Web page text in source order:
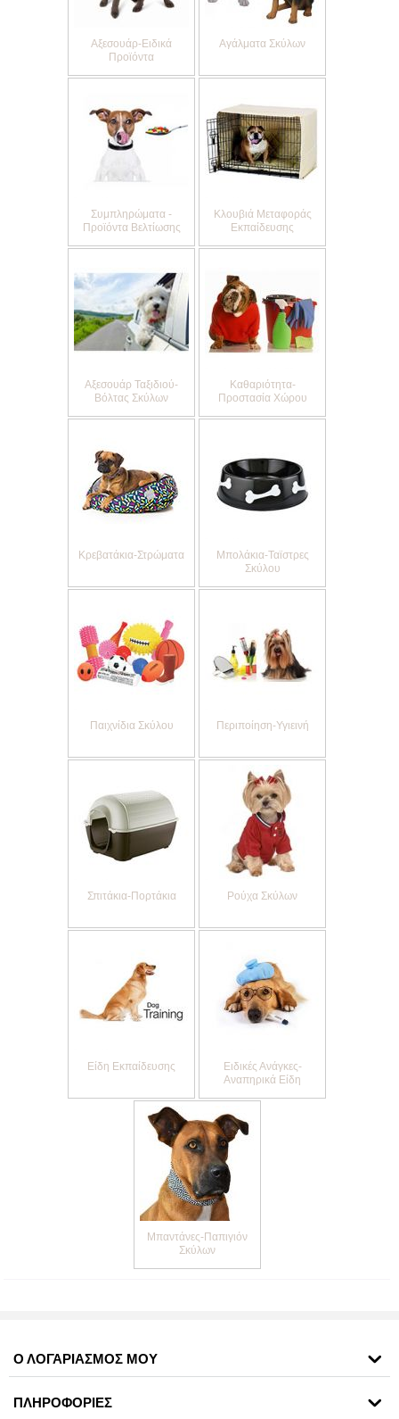
Αξεσουάρ-Ειδικά
Προϊόντα
Αγάλματα Σκύλων
Συμπληρώματα -
Προϊόντα Βελτίωσης
Κλουβιά Μεταφοράς
Εκπαίδευσης
Αξεσουάρ Ταξιδιού-
Βόλτας Σκύλων
Καθαριότητα-
Προστασία Χώρου
Κρεβατάκια-Στρώματα
Μπολάκια-Ταϊστρες
Σκύλου
Παιχνίδια Σκύλου Περιποίηση-Υγιεινή
Σπιτάκια-Πορτάκια Ρούχα Σκύλων
Είδη Εκπαίδευσης
Ειδικές Ανάγκες-
Αναπηρικά Είδη
Μπαντάνες-Παπιγιόν
Σκύλων
Ο ΛΟΓΑΡΙΑΣΜΟΣ ΜΟΥ
ΠΛΗΡΟΦΟΡΙΕΣ